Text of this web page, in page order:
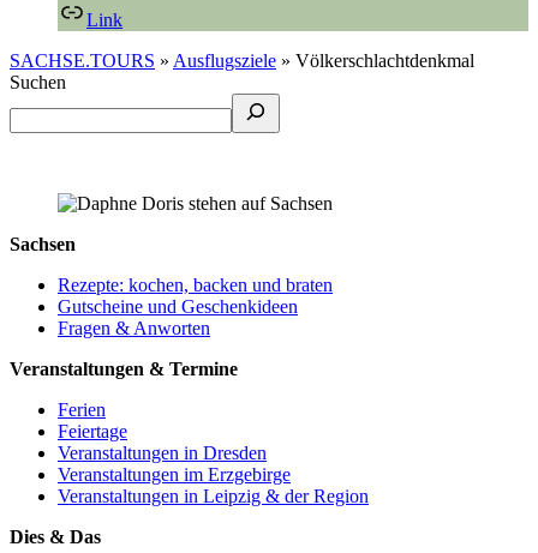
Link
SACHSE.TOURS » Ausflugsziele » Völkerschlachtdenkmal
Suchen
Sachsen
Rezepte: kochen, backen und braten
Gutscheine und Geschenkideen
Fragen & Anworten
Veranstaltungen & Termine
Ferien
Feiertage
Veranstaltungen in Dresden
Veranstaltungen im Erzgebirge
Veranstaltungen in Leipzig & der Region
Dies & Das